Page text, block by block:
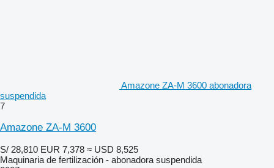
Amazone ZA-M 3600 abonadora
suspendida
7
Amazone ZA-M 3600
S/ 28,810 EUR 7,378 ≈ USD 8,525
Maquinaria de fertilización - abonadora suspendida